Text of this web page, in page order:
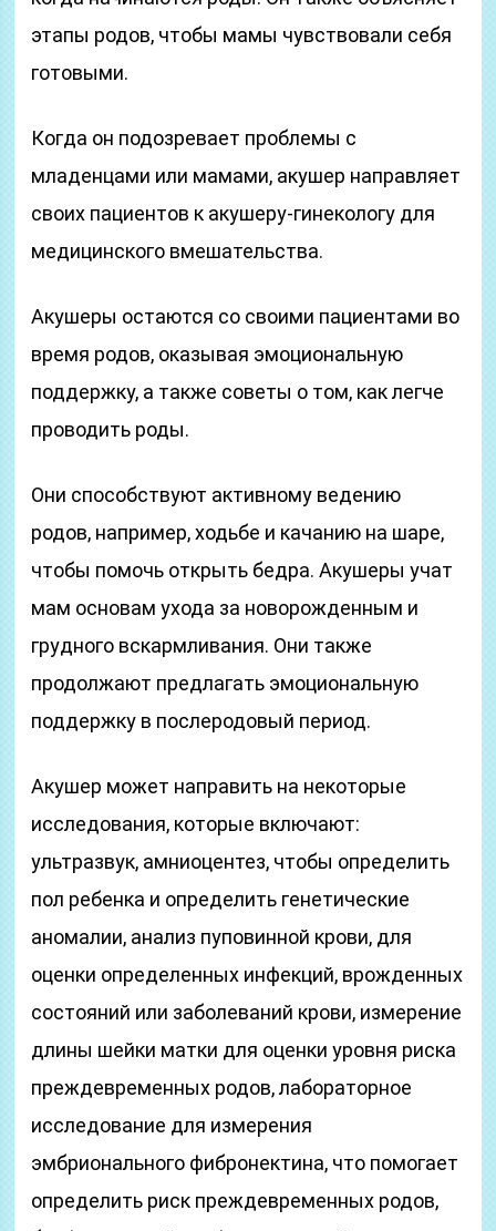
этапы родов, чтобы мамы чувствовали себя
готовыми.
Когда он подозревает проблемы с
младенцами или мамами, акушер направляет
своих пациентов к акушеру-гинекологу для
медицинского вмешательства.
Акушеры остаются со своими пациентами во
время родов, оказывая эмоциональную
поддержку, а также советы о том, как легче
проводить роды.
Они способствуют активному ведению
родов, например, ходьбе и качанию на шаре,
чтобы помочь открыть бедра. Акушеры учат
мам основам ухода за новорожденным и
грудного вскармливания. Они также
продолжают предлагать эмоциональную
поддержку в послеродовый период.
Акушер может направить на некоторые
исследования, которые включают:
ультразвук, амниоцентез, чтобы определить
пол ребенка и определить генетические
аномалии, анализ пуповинной крови, для
оценки определенных инфекций, врожденных
состояний или заболеваний крови, измерение
длины шейки матки для оценки уровня риска
преждевременных родов, лабораторное
исследование для измерения
эмбрионального фибронектина, что помогает
определить риск преждевременных родов,